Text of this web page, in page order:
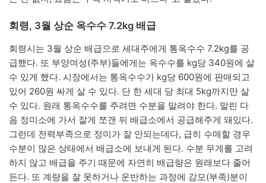
회령, 3월 상순 옥수수 7.2kg 배급
회령시는 3월 상순 배급으로 세대주에게 통옥수수 7.2kg를 공
급했다. 또 부양여성(주부)들에게는 옥수수를 kg당 340원에 살
수 있게 했다. 시장에서는 통옥수수가 kg당 600원에 판매되고
있어 260원 싸게 살 수 있다. 단 한 세대 당 최대 5kg까지만 살
수 있다. 원래 통옥수수를 주려면 수분을 말려야 한다. 말린 다
음 정미소에 가서 잘게 쪼갠 뒤 배급소에서 공급해주게 돼있다.
그런데 전력부족으로 정미가 잘 안되는데다, 급히 수매할 경우
수분이 많은 상태에서 배급소에 보내게 된다. 수분 무게를 고려
하지 않고 배급을 주기 때문에 자연히 배급량은 원래보다 줄어
든다. 또 계량을 잘 못하거나 운반하는 과정에 감모(부족)분이